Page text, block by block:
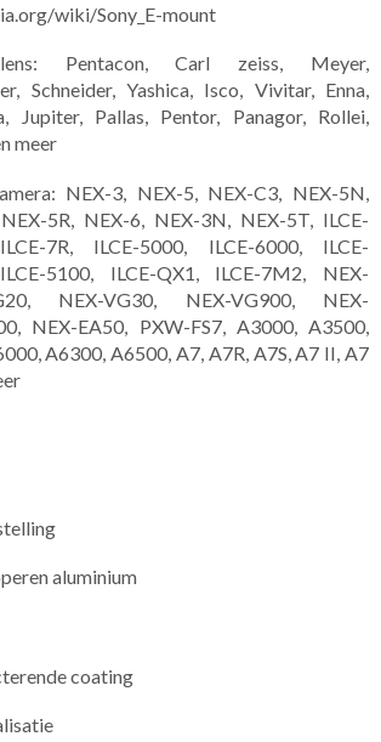
wiki/Sony_E-mount
Pentacon, Carl zeiss, Meyer,
Schneider, Yashica, Isco, Vivitar, Enna,
Jupiter, Pallas, Pentor, Panagor, Rollei,
meer
NEX-3, NEX-5, NEX-C3, NEX-5N,
5R, NEX-6, NEX-3N, NEX-5T, ILCE-
7R, ILCE-5000, ILCE-6000, ILCE-
5100, ILCE-QX1, ILCE-7M2, NEX-
NEX-VG30, NEX-VG900, NEX-
NEX-EA50, PXW-FS7, A3000, A3500,
A6300, A6500, A7, A7R, A7S, A7 II, A7
aluminium
coating